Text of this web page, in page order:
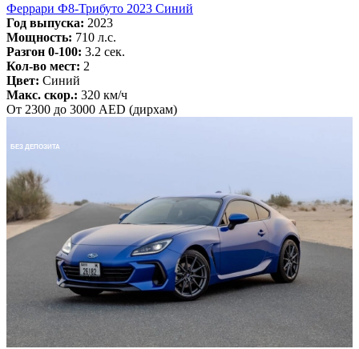
Феррари Ф8-Трибуто 2023 Синий
Год выпуска: 2023
Мощность: 710 л.с.
Разгон 0-100: 3.2 сек.
Кол-во мест: 2
Цвет: Синий
Макс. скор.: 320 км/ч
От 2300 до 3000 AED (дирхам)
БЕЗ ДЕПОЗИТА